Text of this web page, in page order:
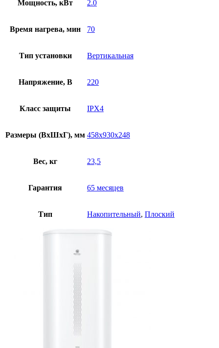
Мощность, кВт 2.0
Время нагрева, мин 70
Тип установки Вертикальная
Напряжение, В 220
Класс защиты IPX4
Размеры (ВхШхГ), мм 458x930x248
Вес, кг 23,5
Гарантия 65 месяцев
Тип Накопительный, Плоский